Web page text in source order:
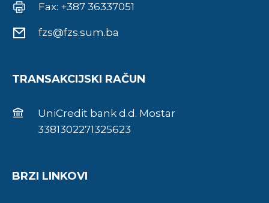
Fax: +387 36337051
fzs@fzs.sum.ba
TRANSAKCIJSKI RAČUN
UniCredit bank d.d. Mostar
3381302271325623
BRZI LINKOVI